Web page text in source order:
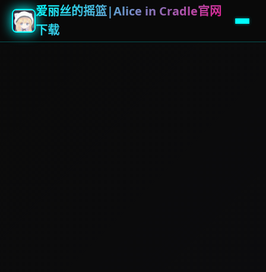
爱丽丝的摇篮|Alice in Cradle官网
下载